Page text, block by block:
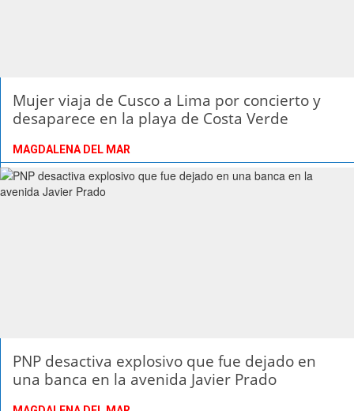
Mujer viaja de Cusco a Lima por concierto y
desaparece en la playa de Costa Verde
MAGDALENA DEL MAR
PNP desactiva explosivo que fue dejado en
una banca en la avenida Javier Prado